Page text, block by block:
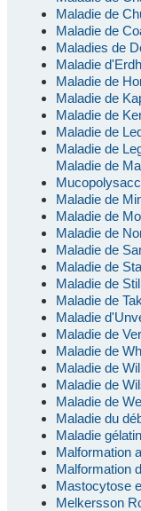
Maladie de
Maladie de
Maladies de
Maladie
Maladie de
Maladie de
Maladie de
Maladie de
Maladie de
Maladie de
Maladie de
Maladie de
Maladie de
Maladie de
Maladie de
Maladie de
Maladie de
Maladie
Maladie de
Maladie de
Maladie de
Maladie de
Maladie de
Maladie du
Maladie
Malformation
Malformation
Mastocytose
Melkersson